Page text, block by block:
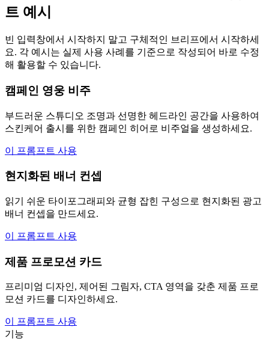
트 예시
빈 입력창에서 시작하지 말고 구체적인 브리프에서 시작하세
요. 각 예시는 실제 사용 사례를 기준으로 작성되어 바로 수정
해 활용할 수 있습니다.
캠페인 영웅 비주
부드러운 스튜디오 조명과 선명한 헤드라인 공간을 사용하여
스킨케어 출시를 위한 캠페인 히어로 비주얼을 생성하세요.
이 프롬프트 사용
현지화된 배너 컨셉
읽기 쉬운 타이포그래피와 균형 잡힌 구성으로 현지화된 광고
배너 컨셉을 만드세요.
이 프롬프트 사용
제품 프로모션 카드
프리미엄 디자인, 제어된 그림자, CTA 영역을 갖춘 제품 프로
모션 카드를 디자인하세요.
이 프롬프트 사용
기능